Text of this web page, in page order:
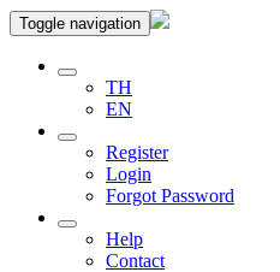
Toggle navigation
TH
EN
Register
Login
Forgot Password
Help
Contact